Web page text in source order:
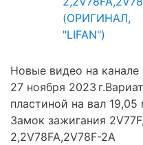
Новые видео на канале
27 ноября 2023
пластиной на вал
Замок зажигания
2,2V78FA,2V78F-2A